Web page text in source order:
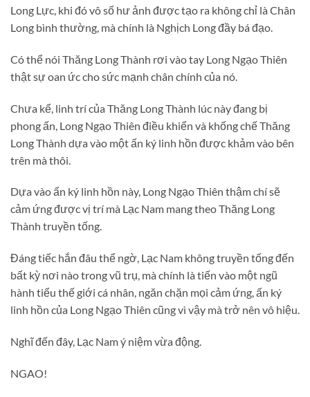
Long Lực, khi đó vô số hư ảnh được tạo ra không chỉ là Chân
Long bình thường, mà chính là Nghịch Long đầy bá đạo.
Có thể nói Thăng Long Thành rơi vào tay Long Ngạo Thiên
thật sự oan ức cho sức mạnh chân chính của nó.
Chưa kể, linh trí của Thăng Long Thành lúc này đang bị
phong ấn, Long Ngạo Thiên điều khiển và khống chế Thăng
Long Thành dựa vào một ấn ký linh hồn được khảm vào bên
trên mà thôi.
Dựa vào ấn ký linh hồn này, Long Ngạo Thiên thậm chí sẽ
cảm ứng được vị trí mà Lạc Nam mang theo Thăng Long
Thành truyền tống.
Đáng tiếc hắn đâu thể ngờ, Lạc Nam không truyền tống đến
bất kỳ nơi nào trong vũ trụ, mà chính là tiến vào một ngũ
hành tiểu thế giới cá nhân, ngăn chặn mọi cảm ứng, ấn ký
linh hồn của Long Ngạo Thiên cũng vì vậy mà trở nên vô hiệu.
Nghĩ đến đây, Lạc Nam ý niệm vừa động.
NGAO!